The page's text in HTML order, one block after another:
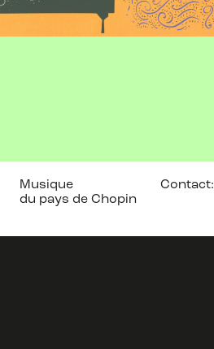
Musique
du pays de Chopin
Contact: